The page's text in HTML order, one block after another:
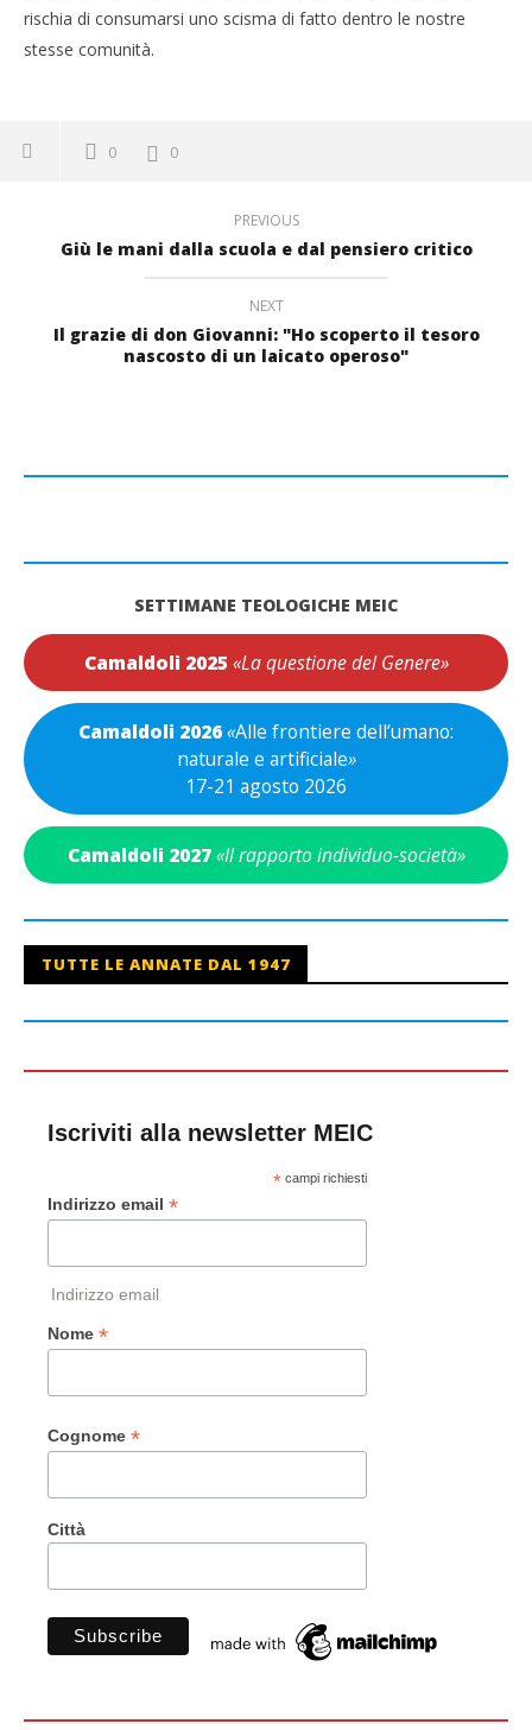
rischia di consumarsi uno scisma di fatto dentro le nostre
stesse comunità.
0 0
PREVIOUS
Giù le mani dalla scuola e dal pensiero critico
NEXT
Il grazie di don Giovanni: "Ho scoperto il tesoro
nascosto di un laicato operoso"
SETTIMANE TEOLOGICHE MEIC
Camaldoli 2025 «La questione del Genere»
Camaldoli 2026«Alle frontiere dell’umano:
naturale e artificiale»
17-21 agosto 2026
Camaldoli 2027 «Il rapporto individuo-società»
TUTTE LE ANNATE DAL 1947
Iscriviti alla newsletter MEIC
*campi richiesti
Indirizzo email *
Indirizzo email
Nome *
Cognome *
Città